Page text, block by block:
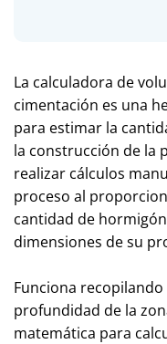
La calculadora de
cimentación es una
para estimar la
la construcción de la
realizar cálculos
proceso al
cantidad de
dimensiones de su
Funciona
profundidad de la
matemática para